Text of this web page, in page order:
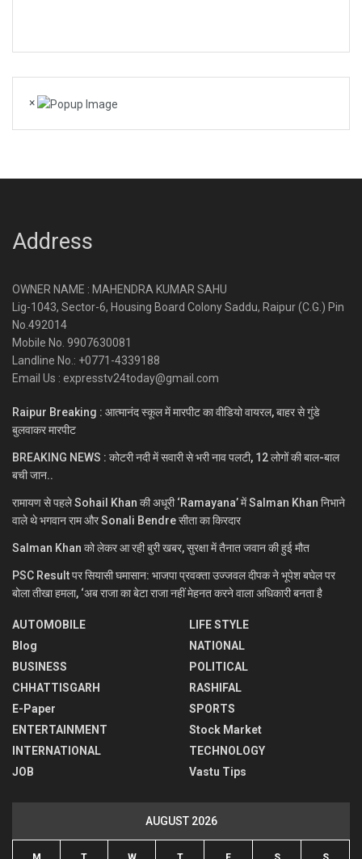
×
Address
OWNER NAME : MAHENDRA KUMAR SAHU
Lig-1043, Sector-6, Housing Board Colony Saddu, Raipur (C.G.) Pin
No.492014
Mobile No. 9907630081
Landline No.: +0771-4339188
Email Us : expresstv24today@gmail.com
Raipur Breaking : आत्मानंद स्कूल में मारपीट का वीडियो वायरल, बाहर से गुंडे
बुलवाकर मारपीट
BREAKING NEWS : कोटरी नदी में सवारी से भरी नाव पलटी, 12 लोगों की बाल-बाल
बची जान..
रामायण से पहले Sohail Khan की अधूरी ‘Ramayana’ में Salman Khan निभाने
वाले थे भगवान राम और Sonali Bendre सीता का किरदार
Salman Khan को लेकर आ रही बुरी खबर, सुरक्षा में तैनात जवान की हुई मौत
PSC Result पर सियासी घमासान: भाजपा प्रवक्ता उज्जवल दीपक ने भूपेश बघेल पर
बोला तीखा हमला, ‘अब राजा का बेटा राजा नहीं मेहनत करने वाला अधिकारी बनता है
AUTOMOBILE
Blog
BUSINESS
CHHATTISGARH
E-Paper
ENTERTAINMENT
INTERNATIONAL
JOB
LIFE STYLE
NATIONAL
POLITICAL
RASHIFAL
SPORTS
Stock Market
TECHNOLOGY
Vastu Tips
AUGUST 2026